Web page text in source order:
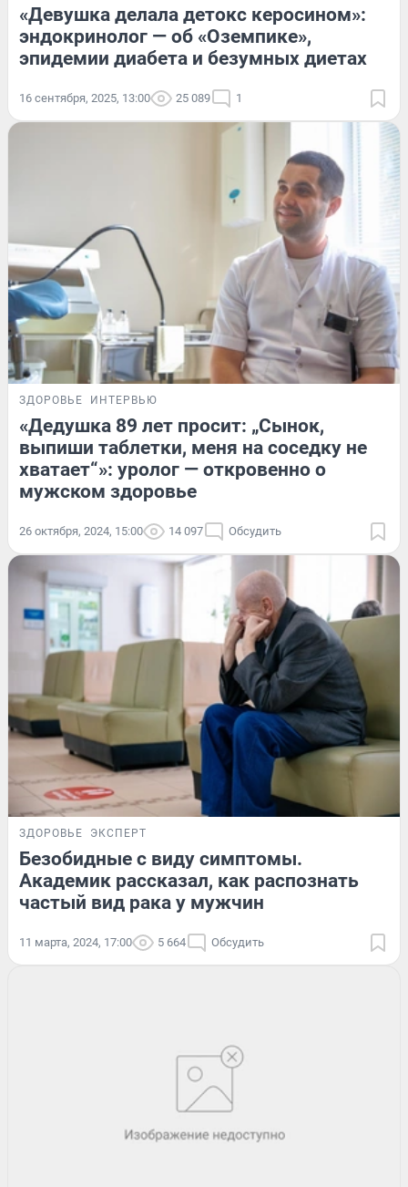
«Девушка делала детокс керосином»:
эндокринолог — об «Оземпике»,
эпидемии диабета и безумных диетах
16 сентября, 2025, 13:00 25 089 1
ЗДОРОВЬЕ ИНТЕРВЬЮ
«Дедушка 89 лет просит: „Сынок,
выпиши таблетки, меня на соседку не
хватает“»: уролог — откровенно о
мужском здоровье
26 октября, 2024, 15:00 14 097 Обсудить
ЗДОРОВЬЕ ЭКСПЕРТ
Безобидные с виду симптомы.
Академик рассказал, как распознать
частый вид рака у мужчин
11 марта, 2024, 17:00 5 664 Обсудить